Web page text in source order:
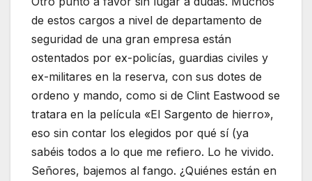
de estos cargos a nivel de departamento de
seguridad de una gran empresa están
ostentados por ex-policías, guardias civiles y
ex-militares en la reserva, con sus dotes de
ordeno y mando, como si de Clint Eastwood se
tratara en la película «El Sargento de hierro»,
eso sin contar los elegidos por qué sí (ya
sabéis todos a lo que me refiero. Lo he vivido.
Señores, bajemos al fango. ¿Quiénes están en